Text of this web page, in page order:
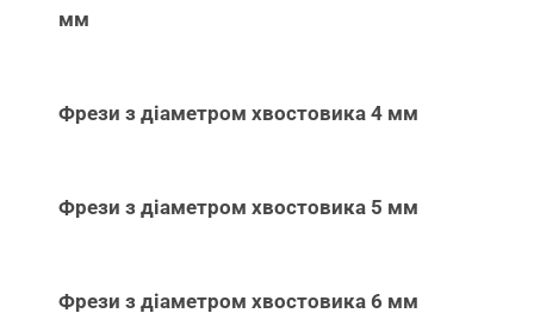
мм
Фрези з діаметром хвостовика 4 мм
Фрези з діаметром хвостовика 5 мм
Фрези з діаметром хвостовика 6 мм